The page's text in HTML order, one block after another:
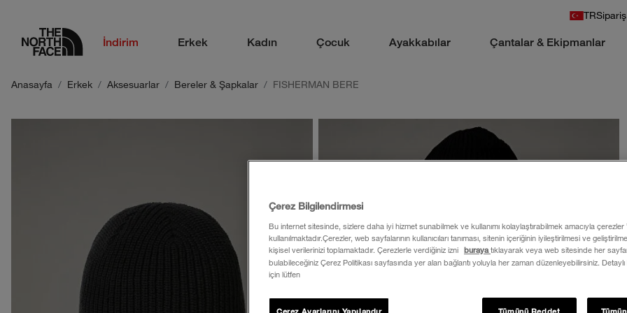
TR
logoİndirim Erkek Kadın Çocuk Ayakkabılar Çantalar & Ekipmanlar
Anasayfa Erkek Aksesuarlar Bereler & Şapkalar FISHERMAN BERE
Çerez Bilgilendirmesi
Bu internet sitesinde, sizlere daha iyi hizmet sunabilmek ve kullanımı kolaylaştırabilmek amacıyla çerezler
kullanılmaktadır.Çerezler, web sayfalarının kullanıcıları tanıması, sitenin içeriğinin iyileştirilmesi ve
kişisel verilerinizi toplamaktadır. Çerezlerle verdiğiniz izni
burayatıklayarak veya web sitesinde her
bulabileceğiniz Çerez Politikası sayfasında yer alan bağlantı yoluyla her zaman düzenleyebilirsiniz.
için lütfen